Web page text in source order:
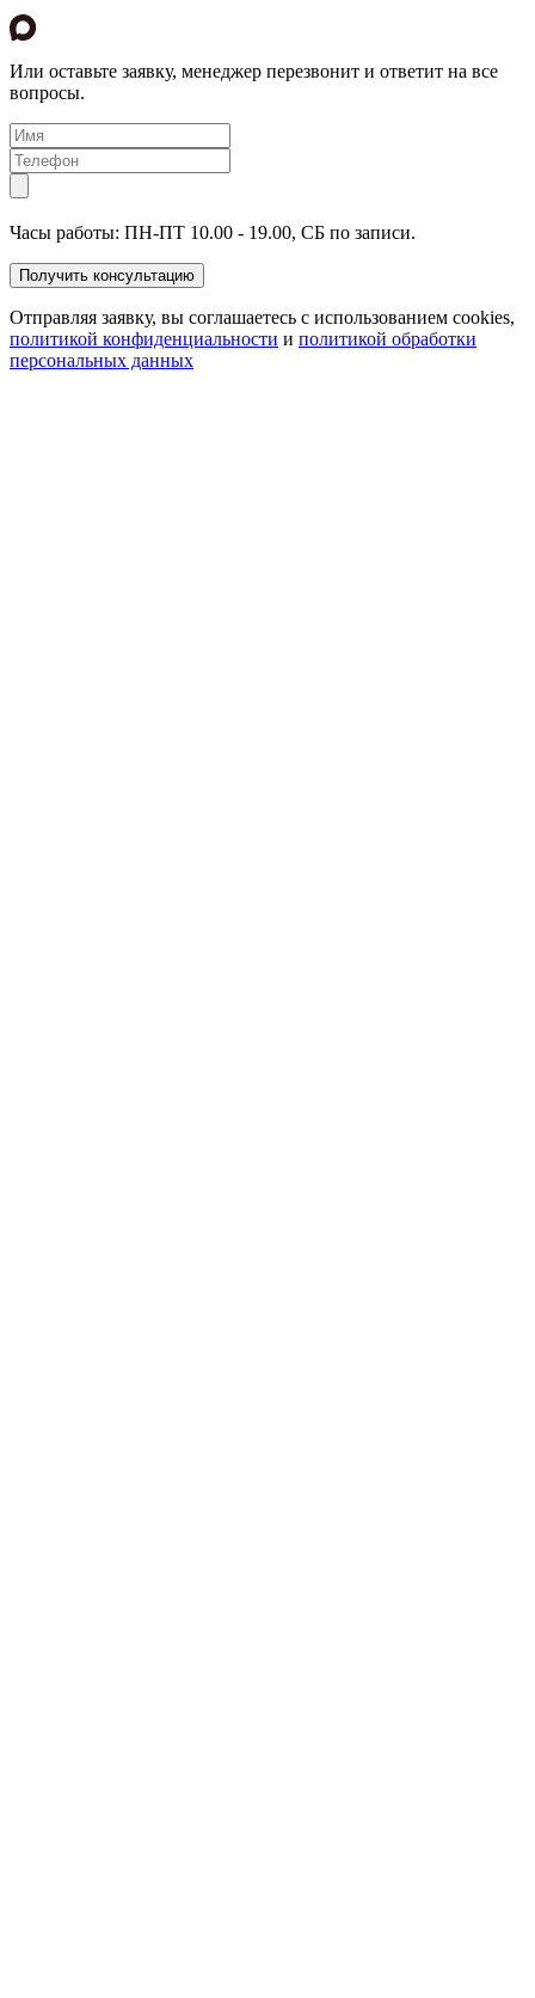
Или оставьте заявку, менеджер перезвонит и ответит на все
вопросы.
Часы работы: ПН-ПТ 10.00 - 19.00, СБ по записи.
Отправляя заявку, вы соглашаетесь с использованием cookies,
политикой конфиденциальности и политикой обработки
персональных данных